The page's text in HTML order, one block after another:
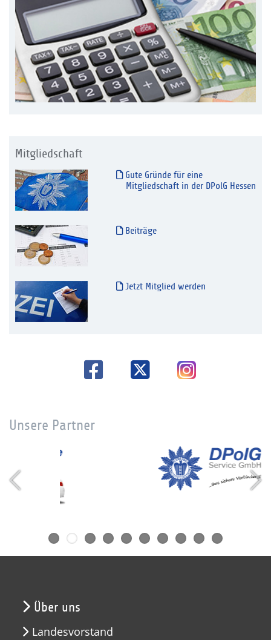
Mitgliedschaft
Gute Gründe für eine
Mitgliedschaft in der DPolG Hessen
Beiträge
Jetzt Mitglied werden
Unsere Partner
Über uns
Landesvorstand